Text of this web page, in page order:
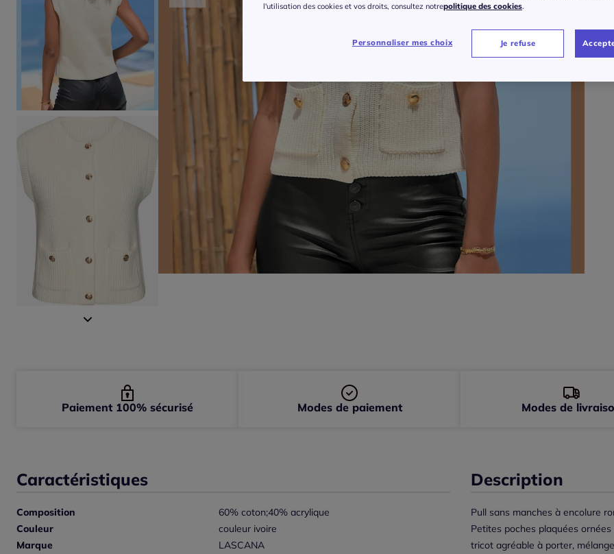
Caractéristiques
Composition
60% coton;40% acrylique
Couleur
couleur ivoire
Marque
LASCANA
Description
Pull sans manches à encolure
Petites poches plaquées
tricot agréable à porter,
Paiement 100% sécurisé Modes de paiement Modes de
l'utilisation des cookies et vos droits, consultez notrepolitique des cookies.
Personnaliser mes choix Je refuse